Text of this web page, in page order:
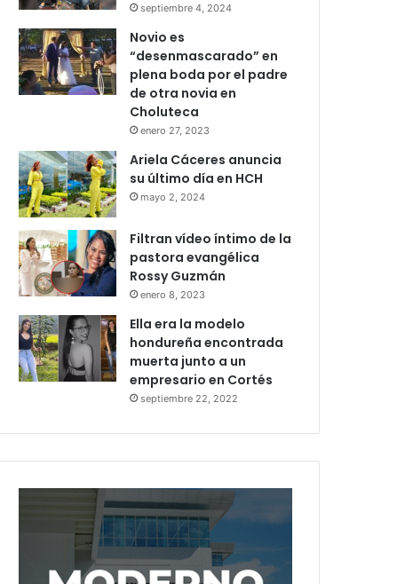
septiembre 4, 2024
Novio es
“desenmascarado” en
plena boda por el padre
de otra novia en
Choluteca
enero 27, 2023
Ariela Cáceres anuncia
su último día en HCH
mayo 2, 2024
Filtran vídeo íntimo de la
pastora evangélica
Rossy Guzmán
enero 8, 2023
Ella era la modelo
hondureña encontrada
muerta junto a un
empresario en Cortés
septiembre 22, 2022